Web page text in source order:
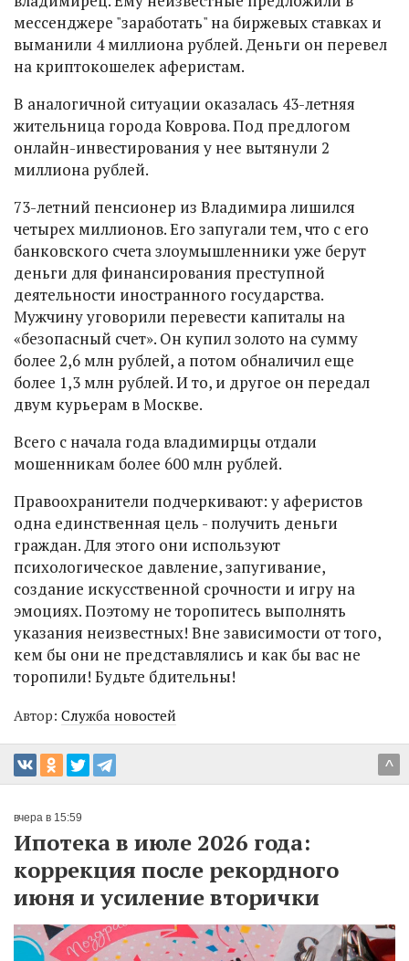
мессенджере "заработать" на биржевых ставках и
выманили 4 миллиона рублей. Деньги он перевел
на криптокошелек аферистам.
В аналогичной ситуации оказалась 43-летняя
жительница города Коврова. Под предлогом
онлайн-инвестирования у нее вытянули 2
миллиона рублей.
73-летний пенсионер из Владимира лишился
четырех миллионов. Его запугали тем, что с его
банковского счета злоумышленники уже берут
деньги для финансирования преступной
деятельности иностранного государства.
Мужчину уговорили перевести капиталы на
«безопасный счет». Он купил золото на сумму
более 2,6 млн рублей, а потом обналичил еще
более 1,3 млн рублей. И то, и другое он передал
двум курьерам в Москве.
Всего с начала года владимирцы отдали
мошенникам более 600 млн рублей.
Правоохранители подчеркивают: у аферистов
одна единственная цель - получить деньги
граждан. Для этого они используют
психологическое давление, запугивание,
создание искусственной срочности и игру на
эмоциях. Поэтому не торопитесь выполнять
указания неизвестных! Вне зависимости от того,
кем бы они не представлялись и как бы вас не
торопили! Будьте бдительны!
Автор: Служба новостей
^
вчера в 15:59
Ипотека в июле 2026 года:
коррекция после рекордного
июня и усиление вторички